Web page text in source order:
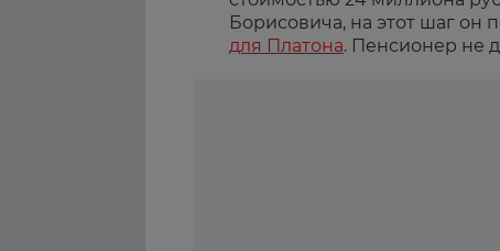
Борисовича, на этот шаг он
для Платона. Пенсионер не